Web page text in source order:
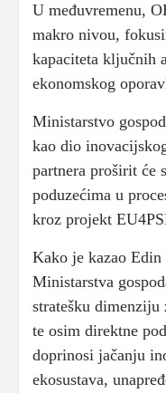
U međuvremenu,
makro nivou,
kapaciteta ključnih
ekonomskog
Ministarstvo
kao dio
partnera proširit će
poduzećima u
kroz projekt
Kako je kazao
Ministarstva
stratešku dimenziju
te osim direktne
doprinosi jačanju
ekosustava,